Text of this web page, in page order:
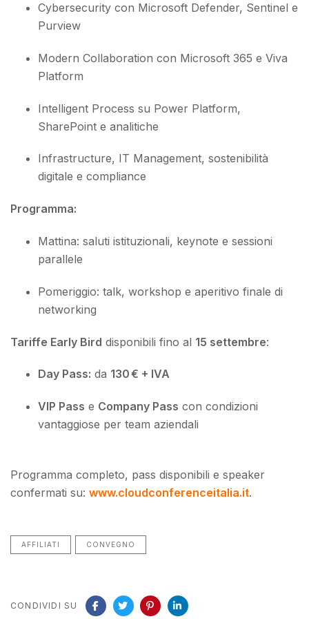
Cybersecurity con Microsoft Defender, Sentinel e
Purview
Modern Collaboration con Microsoft 365 e Viva
Platform
Intelligent Process su Power Platform,
SharePoint e analitiche
Infrastructure, IT Management, sostenibilità
digitale e compliance
Programma:
Mattina: saluti istituzionali, keynote e sessioni
parallele
Pomeriggio: talk, workshop e aperitivo finale di
networking
Tariffe Early Bird disponibili fino al 15 settembre:
Day Pass: da 130 € + IVA
VIP Pass e Company Pass con condizioni
vantaggiose per team aziendali
Programma completo, pass disponibili e speaker
confermati su: www.cloudconferenceitalia.it.
AFFILIATI CONVEGNO
CONDIVIDI SU